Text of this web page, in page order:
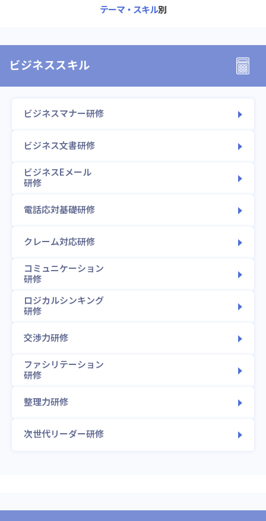
テーマ・スキル別
ビジネススキル
ビジネスマナー研修
ビジネス文書研修
ビジネスEメール
研修
電話応対基礎研修
クレーム対応研修
コミュニケーション
研修
ロジカルシンキング
研修
交渉力研修
ファシリテーション
研修
整理力研修
次世代リーダー研修